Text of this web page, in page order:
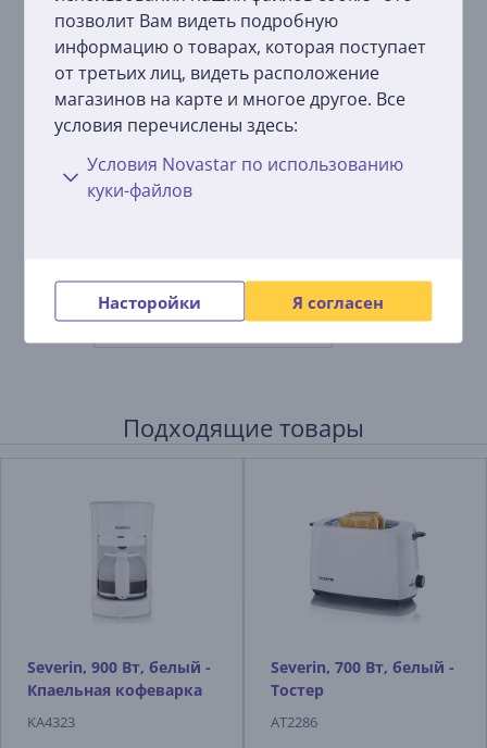
позволит Вам видеть подробную
информацию о товарах, которая поступает
от третьих лиц, видеть расположение
магазинов на карте и многое другое. Все
условия перечислены здесь:
Условия Novastar по использованию
куки-файлов
Насторойки Я согласен
Melitta Anti Calc Bio,
250 мл - Средство для
удаления накипи
4.99 €
Подходящие товары
Severin, 900 Вт, белый -
Кпаельная кофеварка
KA4323
Severin, 700 Вт, белый -
Тостер
AT2286